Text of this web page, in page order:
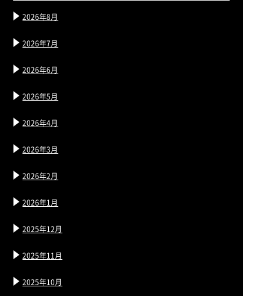
2026年8月
2026年7月
2026年6月
2026年5月
2026年4月
2026年3月
2026年2月
2026年1月
2025年12月
2025年11月
2025年10月